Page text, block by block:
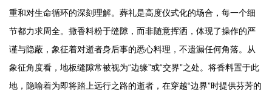
重和对生命循环的深刻理解。葬礼是高度仪式化的场合，每一个细
节都力求周全。撒香料粉于缝隙，而非随意挥洒，体现了操作的严
谨与隐蔽，象征着对逝者身后事的悉心料理，不遗漏任何角落。从
象征角度看，地板缝隙常被视为“边缘”或“交界”之处。将香料置于此
地，隐喻着为即将踏上远行之路的逝者，在穿越“边界”时提供芬芳的